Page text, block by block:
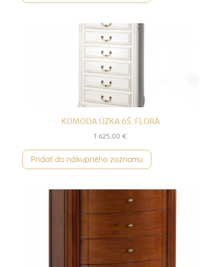
KOMODA ÚZKA 6Š. FLORA
1 625,00€
Pridať do nákupného zoznamu